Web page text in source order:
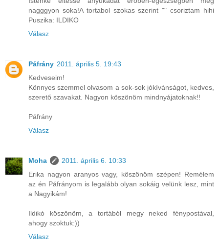
nagggyon soka!A tortabol szokas szerint "" csoriztam hihi
Puszika: ILDIKO
Válasz
Páfrány 2011. április 5. 19:43
Kedveseim!
Könnyes szemmel olvasom a sok-sok jókívánságot, kedves,
szerető szavakat. Nagyon köszönöm mindnyájatoknak!!
Páfrány
Válasz
Moha
2011. április 6. 10:33
Erika nagyon aranyos vagy, köszönöm szépen! Remélem
az én Páfrányom is legalább olyan sokáig velünk lesz, mint
a Nagyikám!
Ildikó köszönöm, a tortából megy neked fénypostával,
ahogy szoktuk:))
Válasz